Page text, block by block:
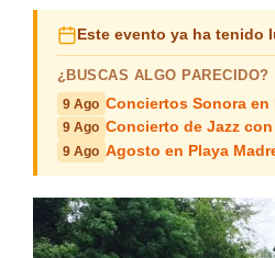
Este evento ya ha tenido
¿BUSCAS ALGO PARECIDO?
9 Ago Conciertos Sonora en
9 Ago Concierto de Jazz
9 Ago Agosto en Playa